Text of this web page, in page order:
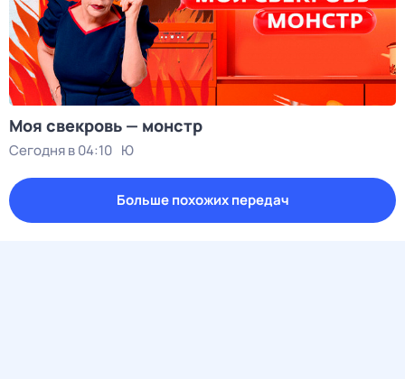
Моя свекровь — монстр
Сегодня в 04:10 Ю
Больше похожих передач